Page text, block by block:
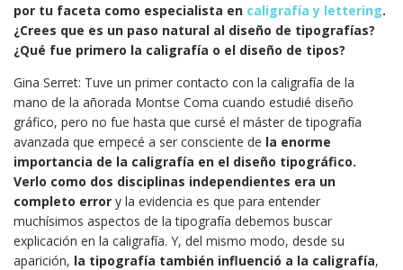
por tu faceta como especialista en caligrafía y lettering.
¿Crees que es un paso natural al diseño de tipografías?
¿Qué fue primero la caligrafía o el diseño de tipos?
Gina Serret: Tuve un primer contacto con la caligrafía de la
mano de la añorada Montse Coma cuando estudié diseño
gráfico, pero no fue hasta que cursé el máster de tipografía
avanzada que empecé a ser consciente de la enorme
importancia de la caligrafía en el diseño tipográfico.
Verlo como dos disciplinas independientes era un
completo error y la evidencia es que para entender
muchísimos aspectos de la tipografía debemos buscar
explicación en la caligrafía. Y, del mismo modo, desde su
aparición, la tipografía también influenció a la caligrafía,